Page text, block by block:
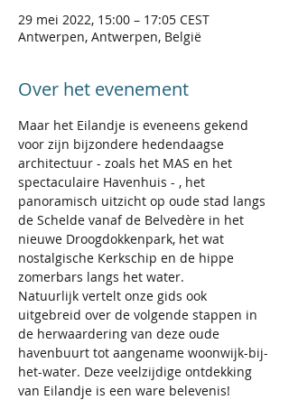
29 mei 2022, 15:00 – 17:05 CEST
Antwerpen, Antwerpen, België
Over het evenement
Maar het Eilandje is eveneens gekend
voor zijn bijzondere hedendaagse
architectuur - zoals het MAS en het
spectaculaire Havenhuis - , het
panoramisch uitzicht op oude stad langs
de Schelde vanaf de Belvedère in het
nieuwe Droogdokkenpark, het wat
nostalgische Kerkschip en de hippe
zomerbars langs het water.
Natuurlijk vertelt onze gids ook
uitgebreid over de volgende stappen in
de herwaardering van deze oude
havenbuurt tot aangename woonwijk-bij-
het-water. Deze veelzijdige ontdekking
van Eilandje is een ware belevenis!